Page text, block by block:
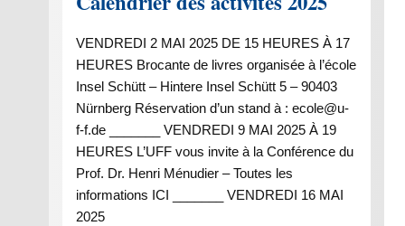
VENDREDI 2 MAI 2025 DE 15 HEURES À 17
HEURES Brocante de livres organisée à l’école
Insel Schütt – Hintere Insel Schütt 5 – 90403
Nürnberg Réservation d’un stand à : ecole@u-
f-f.de _______ VENDREDI 9 MAI 2025 À 19
HEURES L’UFF vous invite à la Conférence du
Prof. Dr. Henri Ménudier – Toutes les
informations ICI _______ VENDREDI 16 MAI
2025